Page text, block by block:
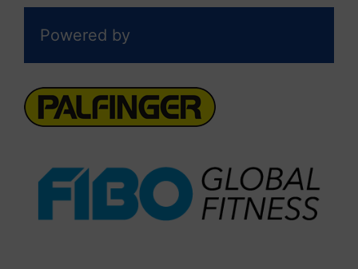
Powered by